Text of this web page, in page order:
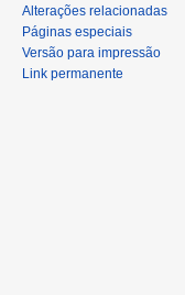
Alterações relacionadas
Páginas especiais
Versão para impressão
Link permanente